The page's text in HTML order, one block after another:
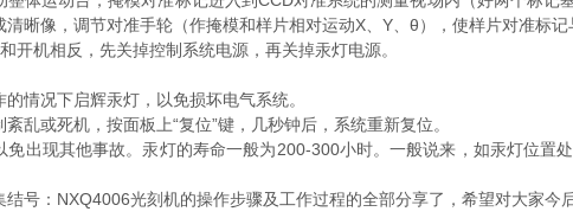
晰像，调节对准手轮（作掩模和样片相对运动X、Y、θ），使样片对准标记
机相反，先关掉控制系统电源，再关掉汞灯电源。
况下启辉汞灯，以免损坏电气系统。
或死机，按面板上“复位”键，几秒钟后，系统重新复位。
现其他事故。汞灯的寿命一般为200-300小时。一般说来，如汞灯位置
：NXQ4006光刻机的操作步骤及工作过程的全部分享了，希望对大家今后